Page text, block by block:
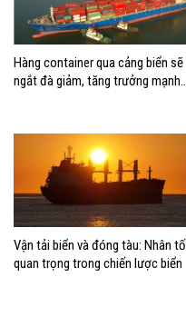
Hàng container qua cảng biển sẽ
ngắt đà giảm, tăng trưởng mạnh
Vận tải biển và đóng tàu: Nhân tố
quan trọng trong chiến lược biển